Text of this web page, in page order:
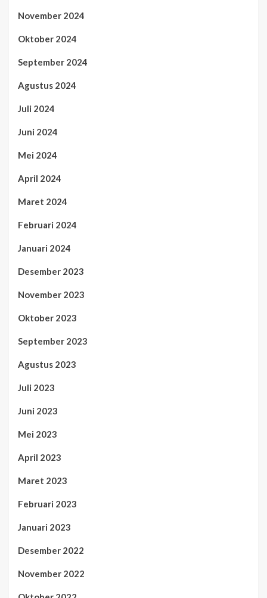
November 2024
Oktober 2024
September 2024
Agustus 2024
Juli 2024
Juni 2024
Mei 2024
April 2024
Maret 2024
Februari 2024
Januari 2024
Desember 2023
November 2023
Oktober 2023
September 2023
Agustus 2023
Juli 2023
Juni 2023
Mei 2023
April 2023
Maret 2023
Februari 2023
Januari 2023
Desember 2022
November 2022